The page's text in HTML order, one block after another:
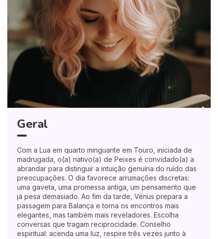
Geral
Com a Lua em quarto minguante em Touro, iniciada de
madrugada, o(a) nativo(a) de Peixes é convidado(a) a
abrandar para distinguir a intuição genuína do ruído das
preocupações. O dia favorece arrumações discretas:
uma gaveta, uma promessa antiga, um pensamento que
já pesa demasiado. Ao fim da tarde, Vénus prepara a
passagem para Balança e torna os encontros mais
elegantes, mas também mais reveladores. Escolha
conversas que tragam reciprocidade. Conselho
espiritual: acenda uma luz, respire três vezes junto à